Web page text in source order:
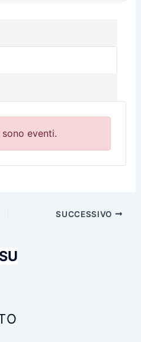
eventi.
SUCCESSIVO